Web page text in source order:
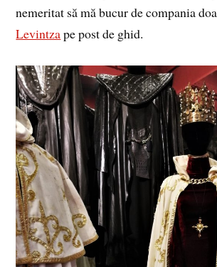
nemeritat să mă bucur de compania
Levintzape post de ghid.